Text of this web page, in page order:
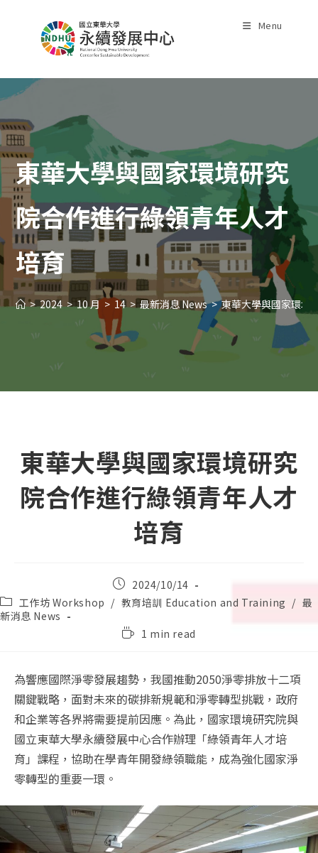
Menu
東華大學與國家環境研究
院合作進行綠領青年人才
培育
> 2024 > 10 月 > 14 > 最新消息 News > 東華大學與國家環境
東華大學與國家環境研究
院合作進行綠領青年人才
培育
Post
published:
2024/10/14
Post
category:
工作坊 Workshop / 教育培訓 Education and Training / 最
新消息 News
Reading1 min read
為響應國際淨零發展趨勢，我國推動2050淨零排放十二項
關鍵戰略，面對未來的碳排新規範和淨零轉型挑戰，政府
和企業等各界將需要提前因應。為此，國家環境研究院與
國立東華大學永續發展中心合作辦理「綠領青年人才培
育」課程，協助在學青年開發綠領職能，成為強化國家淨
零轉型的重要一環。